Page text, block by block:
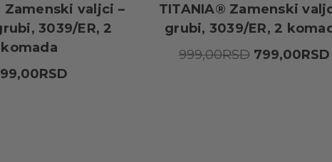
Zamenski valjci –
3039/ER, 2
komada
TITANIA® Zamenski
grubi, 3039/ER, 2
999,00RSD 799,00RSD